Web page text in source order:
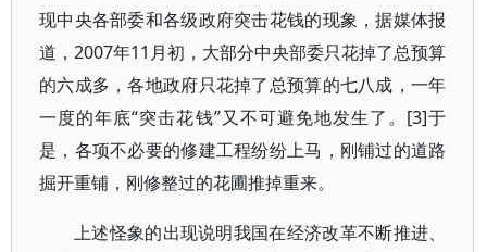
现中央各部委和各级政府突击花钱的现象，据媒体报
道，2007年11月初，大部分中央部委只花掉了总预算
的六成多，各地政府只花掉了总预算的七八成，一年
一度的年底“突击花钱”又不可避免地发生了。[3]于
是，各项不必要的修建工程纷纷上马，刚铺过的道路
掘开重铺，刚修整过的花圃推掉重来。
上述怪象的出现说明我国在经济改革不断推进、